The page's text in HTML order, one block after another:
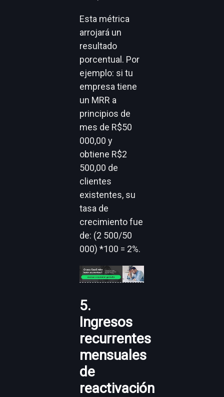
Esta métrica
arrojará un
resultado
porcentual. Por
ejemplo: si tu
empresa tiene
un MRR a
principios de
mes de R$50
000,00 y
obtiene R$2
500,00 de
clientes
existentes, su
tasa de
crecimiento fue
de: (2 500/50
000) *100 = 2%.
5.
Ingresos
recurrentes
mensuales
de
reactivación